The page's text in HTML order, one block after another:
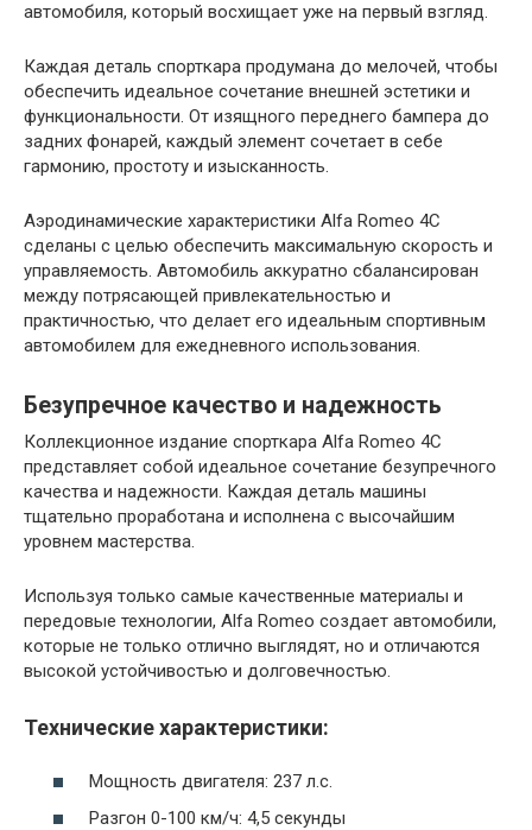
автомобиля, который восхищает уже на первый взгляд.
Каждая деталь спорткара продумана до мелочей, чтобы
обеспечить идеальное сочетание внешней эстетики и
функциональности. От изящного переднего бампера до
задних фонарей, каждый элемент сочетает в себе
гармонию, простоту и изысканность.
Аэродинамические характеристики Alfa Romeo 4C
сделаны с целью обеспечить максимальную скорость и
управляемость. Автомобиль аккуратно сбалансирован
между потрясающей привлекательностью и
практичностью, что делает его идеальным спортивным
автомобилем для ежедневного использования.
Безупречное качество и надежность
Коллекционное издание спорткара Alfa Romeo 4C
представляет собой идеальное сочетание безупречного
качества и надежности. Каждая деталь машины
тщательно проработана и исполнена с высочайшим
уровнем мастерства.
Используя только самые качественные материалы и
передовые технологии, Alfa Romeo создает автомобили,
которые не только отлично выглядят, но и отличаются
высокой устойчивостью и долговечностью.
Технические характеристики:
Мощность двигателя: 237 л.с.
Разгон 0-100 км/ч: 4,5 секунды